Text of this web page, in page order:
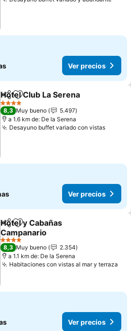
Ver precios
CompartirAgregar a favoritos
Hotel Club La Serena
4 Estrellas
8,3 Muy bueno
5.497
a 1.6 km de: De la Serena
Desayuno buffet variado con vistas
Ver precios
CompartirAgregar a favoritos
Hotel y Cabañas
Campanario
4 Estrellas
8,3 Muy bueno
2.354
a 1.1 km de: De la Serena
Habitaciones con vistas al mar y terraza
Ver precios